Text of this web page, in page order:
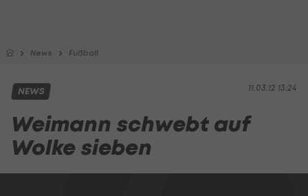
News Fußball
11.03.12 13:24
NEWS
Weimann schwebt auf
Wolke sieben